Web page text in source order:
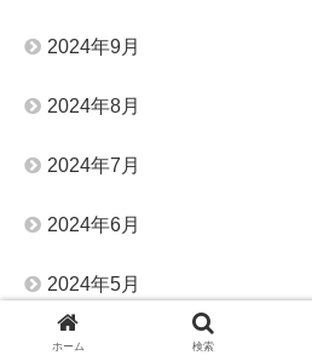
2024年9月
2024年8月
2024年7月
2024年6月
2024年5月
2024年4月
ホーム 検索